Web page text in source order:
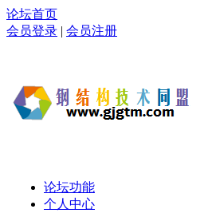
论坛首页
会员登录 | 会员注册
论坛功能
个人中心